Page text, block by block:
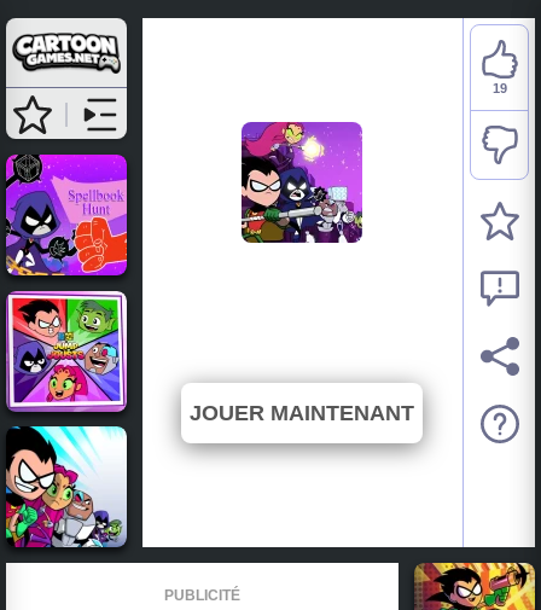
JOUER MAINTENANT
19
PUBLICITÉ